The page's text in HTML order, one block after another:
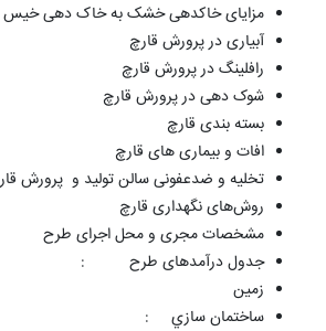
مزایای خاکدهی خشک به خاک دهی خیس
آبیاری در پرورش قارچ
رافلینگ در پرورش قارچ
شوک دهی در پرورش قارچ
بسته بندی قارچ
افات و بیماری های قارچ
تخلیه و ضدعفونی سالن تولید و پرورش
روش‌های نگهداری قارچ
مشخصات مجری و محل اجرای طرح
جدول درآمدهای طرح :
زمين
ساختمان سازي :